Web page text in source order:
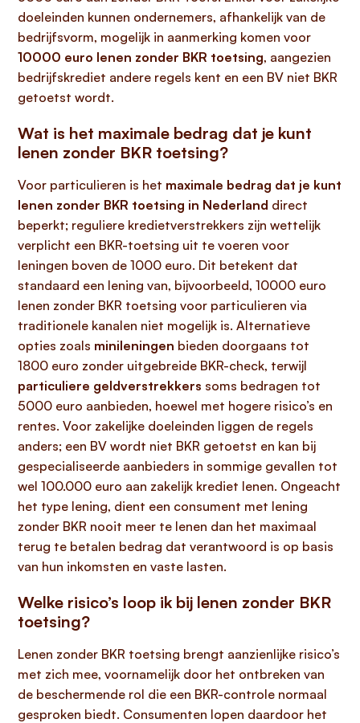
doeleinden kunnen ondernemers, afhankelijk van de
bedrijfsvorm, mogelijk in aanmerking komen voor
10000 euro lenen zonder BKR toetsing, aangezien
bedrijfskrediet andere regels kent en een BV niet BKR
getoetst wordt.
Wat is het maximale bedrag dat je kunt
lenen zonder BKR toetsing?
Voor particulieren is het maximale bedrag dat je kunt
lenen zonder BKR toetsing in Nederland direct
beperkt; reguliere kredietverstrekkers zijn wettelijk
verplicht een BKR-toetsing uit te voeren voor
leningen boven de 1000 euro. Dit betekent dat
standaard een lening van, bijvoorbeeld, 10000 euro
lenen zonder BKR toetsing voor particulieren via
traditionele kanalen niet mogelijk is. Alternatieve
opties zoals minileningen bieden doorgaans tot
1800 euro zonder uitgebreide BKR-check, terwijl
particuliere geldverstrekkers soms bedragen tot
5000 euro aanbieden, hoewel met hogere risico’s en
rentes. Voor zakelijke doeleinden liggen de regels
anders; een BV wordt niet BKR getoetst en kan bij
gespecialiseerde aanbieders in sommige gevallen tot
wel 100.000 euro aan zakelijk krediet lenen. Ongeacht
het type lening, dient een consument met lening
zonder BKR nooit meer te lenen dan het maximaal
terug te betalen bedrag dat verantwoord is op basis
van hun inkomsten en vaste lasten.
Welke risico’s loop ik bij lenen zonder BKR
toetsing?
Lenen zonder BKR toetsing brengt aanzienlijke risico’s
met zich mee, voornamelijk door het ontbreken van
de beschermende rol die een BKR-controle normaal
gesproken biedt. Consumenten lopen daardoor het